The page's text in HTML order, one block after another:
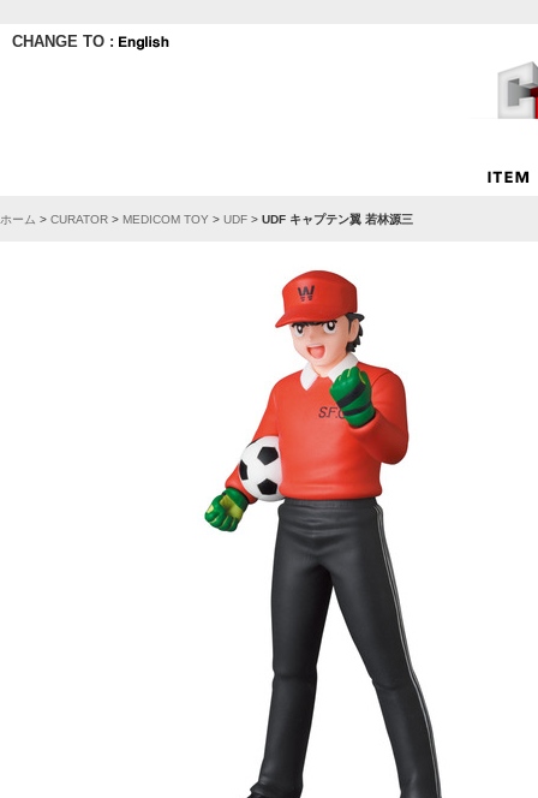
CHANGE TO :
ホーム > CURATOR > MEDICOM TOY > UDF > UDF キャプテン翼 若林源三